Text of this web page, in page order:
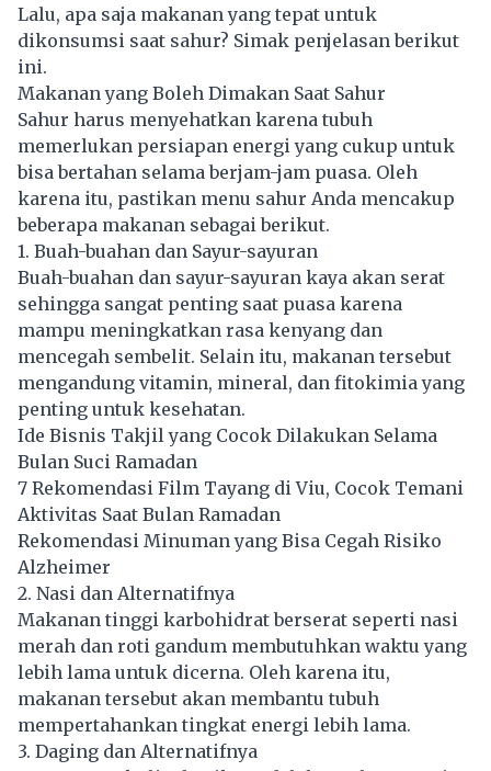
Lalu, apa saja makanan yang tepat untuk
dikonsumsi saat sahur? Simak penjelasan berikut
ini.
Makanan yang Boleh Dimakan Saat Sahur
Sahur harus menyehatkan karena tubuh
memerlukan persiapan energi yang cukup untuk
bisa bertahan selama berjam-jam puasa. Oleh
karena itu, pastikan menu sahur Anda mencakup
beberapa makanan sebagai berikut.
1. Buah-buahan dan Sayur-sayuran
Buah-buahan dan sayur-sayuran kaya akan serat
sehingga sangat penting saat puasa karena
mampu meningkatkan rasa kenyang dan
mencegah sembelit. Selain itu, makanan tersebut
mengandung vitamin, mineral, dan fitokimia yang
penting untuk kesehatan.
Ide Bisnis Takjil yang Cocok Dilakukan Selama
Bulan Suci Ramadan
7 Rekomendasi Film Tayang di Viu, Cocok Temani
Aktivitas Saat Bulan Ramadan
Rekomendasi Minuman yang Bisa Cegah Risiko
Alzheimer
2. Nasi dan Alternatifnya
Makanan tinggi karbohidrat berserat seperti nasi
merah dan roti gandum membutuhkan waktu yang
lebih lama untuk dicerna. Oleh karena itu,
makanan tersebut akan membantu tubuh
mempertahankan tingkat energi lebih lama.
3. Daging dan Alternatifnya